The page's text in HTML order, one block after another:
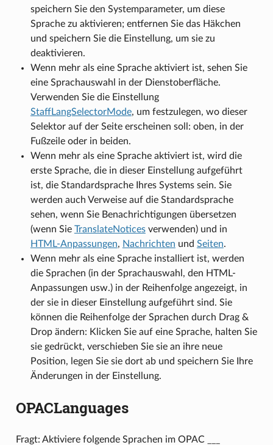
speichern Sie den Systemparameter, um diese
Sprache zu aktivieren; entfernen Sie das Häkchen
und speichern Sie die Einstellung, um sie zu
deaktivieren.
Wenn mehr als eine Sprache aktiviert ist, sehen Sie
eine Sprachauswahl in der Dienstoberfläche.
Verwenden Sie die Einstellung
StaffLangSelectorMode, um festzulegen, wo dieser
Selektor auf der Seite erscheinen soll: oben, in der
Fußzeile oder in beiden.
Wenn mehr als eine Sprache aktiviert ist, wird die
erste Sprache, die in dieser Einstellung aufgeführt
ist, die Standardsprache Ihres Systems sein. Sie
werden auch Verweise auf die Standardsprache
sehen, wenn Sie Benachrichtigungen übersetzen
(wenn Sie TranslateNoticesverwenden) und in
HTML-Anpassungen, Nachrichten und Seiten.
Wenn mehr als eine Sprache installiert ist, werden
die Sprachen (in der Sprachauswahl, den HTML-
Anpassungen usw.) in der Reihenfolge angezeigt, in
der sie in dieser Einstellung aufgeführt sind. Sie
können die Reihenfolge der Sprachen durch Drag &
Drop ändern: Klicken Sie auf eine Sprache, halten Sie
sie gedrückt, verschieben Sie sie an ihre neue
Position, legen Sie sie dort ab und speichern Sie Ihre
Änderungen in der Einstellung.
OPACLanguages
Fragt: Aktiviere folgende Sprachen im OPAC ___